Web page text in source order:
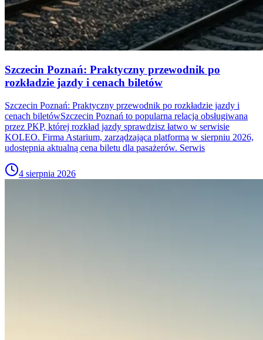
Szczecin Poznań: Praktyczny przewodnik po
rozkładzie jazdy i cenach biletów
Szczecin Poznań: Praktyczny przewodnik po rozkładzie jazdy i
cenach biletówSzczecin Poznań to popularna relacja obsługiwana
przez PKP, której rozkład jazdy sprawdzisz łatwo w serwisie
KOLEO. Firma Astarium, zarządzająca platformą w sierpniu 2026,
udostępnia aktualną cena biletu dla pasażerów. Serwis
4 sierpnia 2026